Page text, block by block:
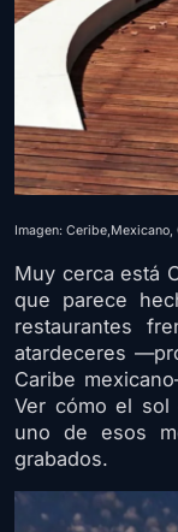
Imagen: Ceribe,Mexicano,
Muy cerca está
que parece
restaurantes
atardeceres
Caribe
Ver cómo el sol
uno de esos
grabados.